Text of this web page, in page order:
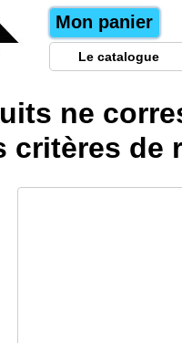
Mon panier
Le catalogue
ne
critères de